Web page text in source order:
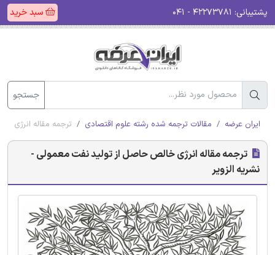
پشتیبانی: سبد خرید
جستجو
ایران عرضه مقالات ترجمه شده رشته علوم اقتصادی ترجمه مقاله انرژی
ترجمه مقاله انرژی خالص حاصل از تولید نفت معمولی -
نشریه الزویر